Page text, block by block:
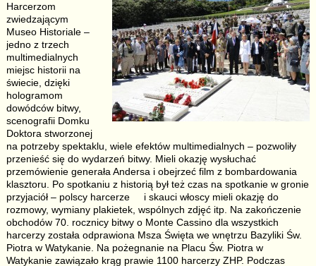
Harcerzom
zwiedzającym
Museo Historiale –
jedno z trzech
multimedialnych
miejsc historii na
świecie, dzięki
hologramom
dowódców bitwy,
scenografii Domku
Doktora stworzonej
na potrzeby spektaklu, wiele efektów multimedialnych – pozwoliły
przenieść się do wydarzeń bitwy. Mieli okazję wysłuchać
przemówienie generała Andersa i obejrzeć film z bombardowania
klasztoru. Po spotkaniu z historią był też czas na spotkanie w gronie
przyjaciół – polscy harcerze i skauci włoscy mieli okazję do
rozmowy, wymiany plakietek, wspólnych zdjęć itp. Na zakończenie
obchodów 70. rocznicy bitwy o Monte Cassino dla wszystkich
harcerzy została odprawiona Msza Święta we wnętrzu Bazyliki Św.
Piotra w Watykanie. Na pożegnanie na Placu Św. Piotra w
Watykanie zawiązało krąg prawie 1100 harcerzy ZHP. Podczas